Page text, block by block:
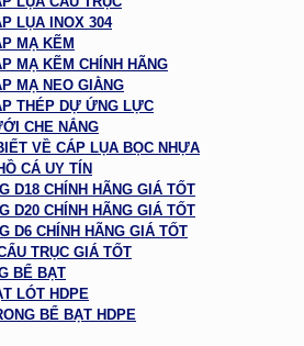
LỤA INOX 304
MẠ KẼM
MẠ KẼM CHÍNH HÃNG
MẠ NEO GIẰNG
THÉP DỰ ỨNG LỰC
CHE NẮNG
VỀ CÁP LỤA BỌC NHỰA
CÁ UY TÍN
D18 CHÍNH HÃNG GIÁ TỐT
D20 CHÍNH HÃNG GIÁ TỐT
D6 CHÍNH HÃNG GIÁ TỐT
TRỤC GIÁ TỐT
BỂ BẠT
LÓT HDPE
BỂ BẠT HDPE